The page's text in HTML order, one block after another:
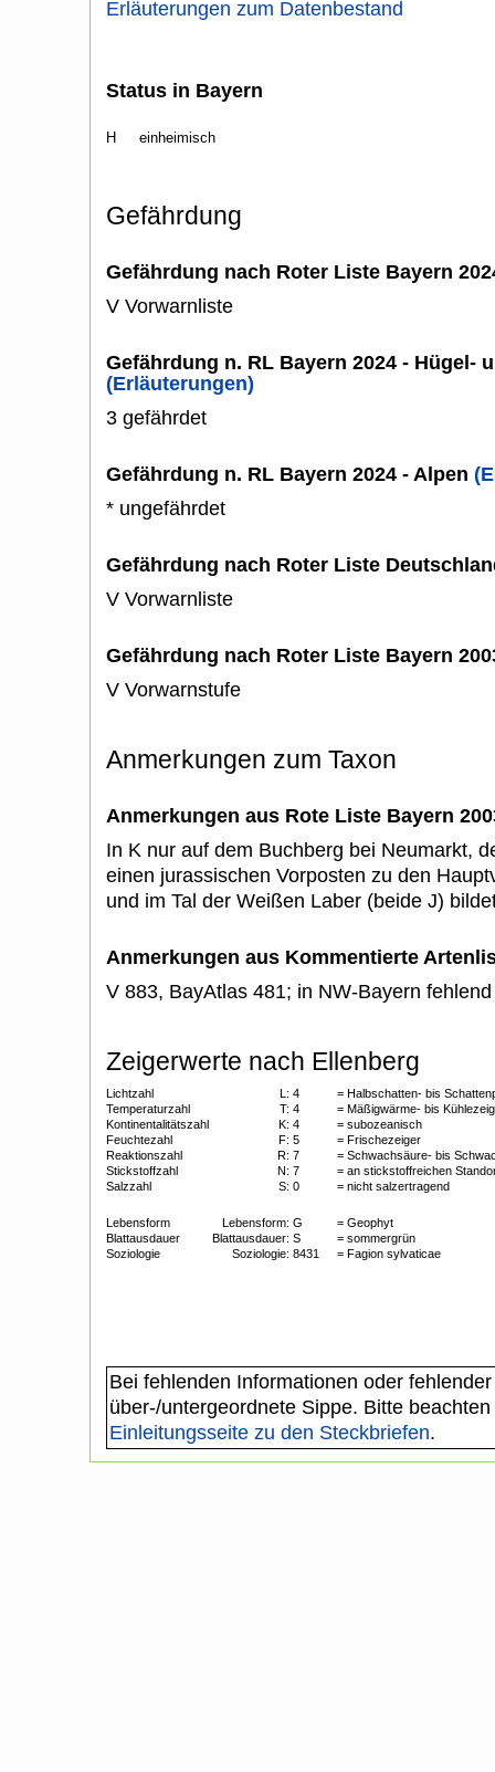
Erläuterungen zum Datenbestand
Status in Bayern
H einheimisch
Gefährdung
Gefährdung nach Roter Liste Bayern
V Vorwarnliste
Gefährdung n. RL Bayern 2024 - Hügel-
(Erläuterungen)
3 gefährdet
Gefährdung n. RL Bayern 2024 - Alpen
* ungefährdet
Gefährdung nach Roter Liste
V Vorwarnliste
Gefährdung nach Roter Liste Bayern
V Vorwarnstufe
Anmerkungen zum Taxon
Anmerkungen aus Rote Liste Bayern
In K nur auf dem Buchberg bei Neumarkt,
einen jurassischen Vorposten zu den
und im Tal der Weißen Laber (beide J)
Anmerkungen aus Kommentierte
V 883, BayAtlas 481; in NW-Bayern
Zeigerwerte nach Ellenberg
Lichtzahl L: 4
= Halbschatten- bis
Temperaturzahl
T: 4
= Mäßigwärme- bis
Kontinentalitätszahl
K: 4
= subozeanisch
Feuchtezahl
F: 5
= Frischezeiger
Reaktionszahl
R: 7
= Schwachsäure- bis
Stickstoffzahl
N: 7
= an stickstoffreichen
Salzzahl
S: 0 = nicht salzertragend
Lebensform Lebensform: G
= Geophyt
Blattausdauer
Blattausdauer: S
= sommergrün
Soziologie
Soziologie: 8431 = Fagion sylvaticae
Bei fehlenden Informationen oder
über-/untergeordnete Sippe. Bitte
Einleitungsseite zu den Steckbriefen.